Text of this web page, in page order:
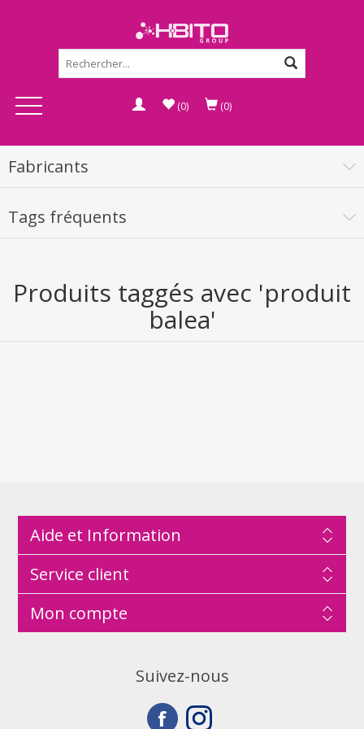
(0) (0)
Fabricants
Tags fréquents
Produits taggés avec 'produit
balea'
Aide et Information
Service client
Mon compte
Suivez-nous